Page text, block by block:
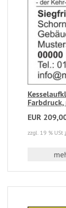
EUR
zzgl. 19 % USt